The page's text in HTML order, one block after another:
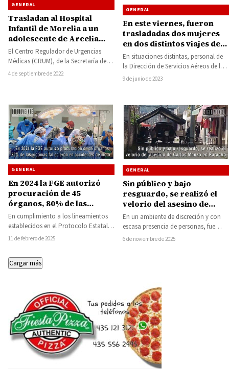
GENERAL
Trasladan al Hospital
Infantil de Morelia a un
adolescente de Arcelia
que tuvo fuerte lesión en la
cabeza al caerse de una
moto
El Centro Regulador de Urgencias
Médicas (CRUM), de la Secretaría de
Salud de Michoacán (SSM), llevó a
4 de septiembre de 2022
GENERAL
En este viernes, fueron
trasladadas dos mujeres
en dos distintos viajes de
Huetamo a Morelia
En situaciones distintas, personal de
la Dirección de Servicios Aéreos de la
Secretaría de Seguridad Pública (SSP),
9 de junio de 2023
GENERAL
En 2024 la FGE autorizó
procuración de 45
órganos, 80% de las
víctimas fallecieron en
accidentes de moto
En cumplimiento a los lineamientos
establecidos en el Protocolo Estatal
de Donación de Órganos y Tejidos
11 de febrero de 2025
GENERAL
Sin público y bajo
resguardo, se realizó el
velorio del asesino de
Carlos Manzo en Paracho
En un ambiente de discreción y con
escasa presencia de personas, fue
velado en Paracho el cuerpo de…
6 de noviembre de 2025
Cargar más